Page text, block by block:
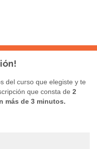
del curso que elegiste y te
que consta de 2
más de 3 minutos.